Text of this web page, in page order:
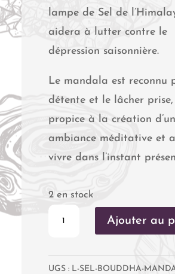
lampe de Sel de
aidera à lutter contre le
dépression saisonnière.
Le mandala est reconnu
détente et le lâcher
propice à la création
ambiance méditative et
vivre dans l’instant
2 en stock
de
Ajouter au
UGS : L-SEL-BOUDDHA-